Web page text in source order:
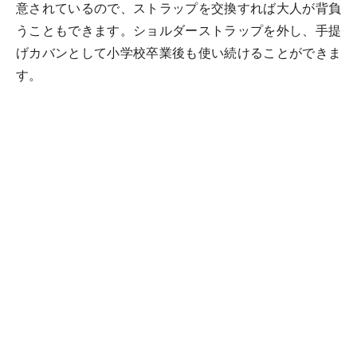
意されているので、ストラップを交換すれば大人が背負
うこともできます。ショルダーストラップを外し、手提
げカバンとして小学校卒業後も使い続けることができま
す。